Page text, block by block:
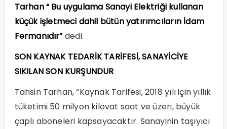
Tarhan “ Bu uygulama Sanayi Elektriği kullanan
küçük işletmeci dahil bütün yatırımcıların İdam
Fermanıdır”dedi.
SON KAYNAK TEDARİK TARİFESİ, SANAYİCİYE
SIKILAN SON KURŞUNDUR
Tahsin Tarhan, “Kaynak Tarifesi, 2018 yılı için yıllık
tüketimi 50 milyon kilovat saat ve üzeri, büyük
çaplı aboneleri kapsayacaktır. Sanayinin taşıyıcı